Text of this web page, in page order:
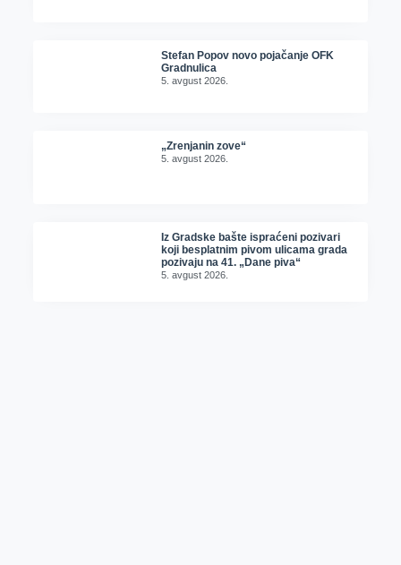
Stefan Popov novo pojačanje OFK
Gradnulica
5. avgust 2026.
„Zrenjanin zove“
5. avgust 2026.
Iz Gradske bašte ispraćeni pozivari
koji besplatnim pivom ulicama grada
pozivaju na 41. „Dane piva“
5. avgust 2026.